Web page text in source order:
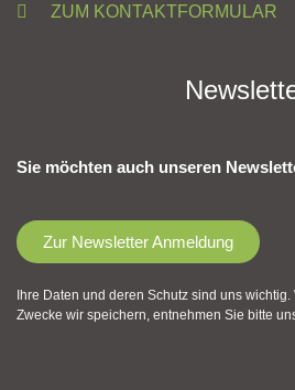
ZUM KONTAKTFORMULAR
Sie möchten auch unseren
Zur Newsletter Anmeldung
Ihre Daten und deren Schutz sind uns
Zwecke wir speichern, entnehmen Sie bitte